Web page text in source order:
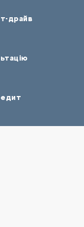
драйв